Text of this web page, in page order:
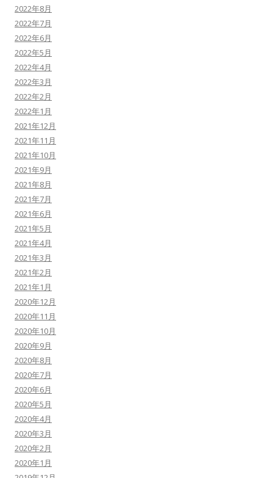
2022年8月
2022年7月
2022年6月
2022年5月
2022年4月
2022年3月
2022年2月
2022年1月
2021年12月
2021年11月
2021年10月
2021年9月
2021年8月
2021年7月
2021年6月
2021年5月
2021年4月
2021年3月
2021年2月
2021年1月
2020年12月
2020年11月
2020年10月
2020年9月
2020年8月
2020年7月
2020年6月
2020年5月
2020年4月
2020年3月
2020年2月
2020年1月